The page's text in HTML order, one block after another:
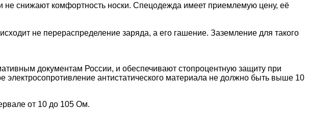
не снижают комфортность носки. Спецодежда имеет приемлемую цену, её
не перераспределение заряда, а его гашение. Заземление для такого
документам России, и обеспечивают стопроцентную защиту при
электросопротивление антистатического материала не должно быть выше 10
от 10 до 105 Ом.